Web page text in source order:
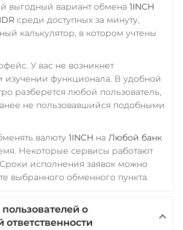
выгодный вариант обмена 1INCH
среди доступных за минуту,
калькулятор, в котором учтены
У вас не возникнет
изучении функционала. В удобной
разберется любой пользователь,
не пользовавшийся подобными
валюту 1INCH на Любой банк
Некоторые сервисы работают
Сроки исполнения заявок можно
выбранного обменного пункта.
о
ответственности